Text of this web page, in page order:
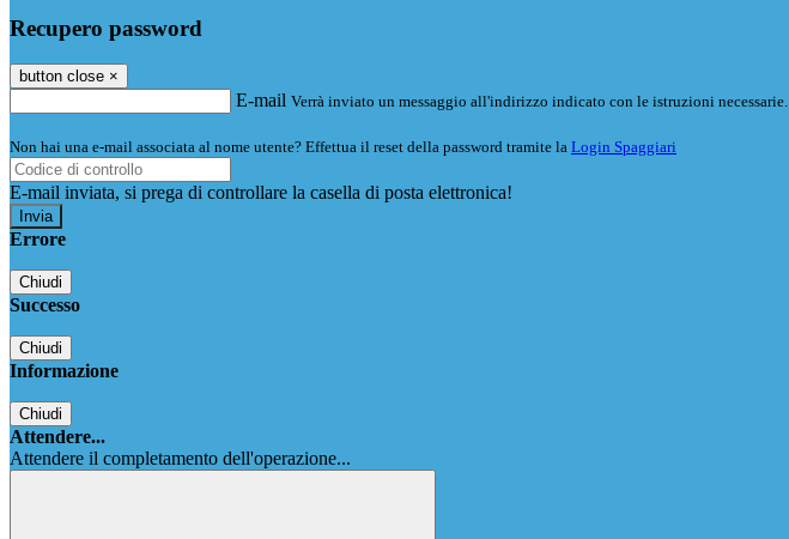
Recupero password
button close ×
E-mail Verrà inviato un messaggio all'indirizzo indicato con le istruzioni necessarie.
Non hai una e-mail associata al nome utente? Effettua il reset della password tramite la Login Spaggiari
E-mail inviata, si prega di controllare la casella di posta elettronica!
Errore
Chiudi
Successo
Chiudi
Informazione
Chiudi
Attendere...
Attendere il completamento dell'operazione...